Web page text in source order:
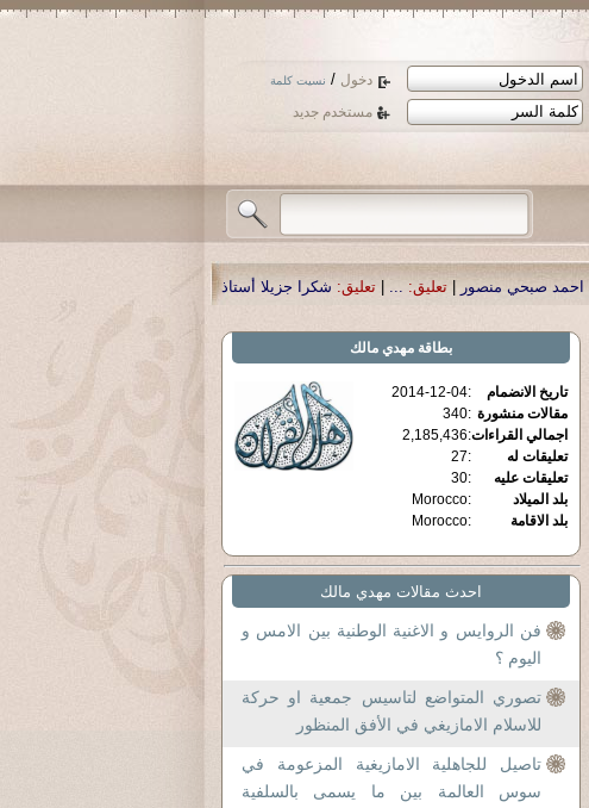
دخول / نسيت كلمة
مستخدم جديد
|تعليق: شكرا جزيلا أستاذ حمد الحمد .أكرمكم الله .|تعليق:
بطاقة مهدي مالك
تاريخ الانضمام :
2014-12-04
مقالات منشورة :
340
اجمالي القراءات:
2,185,436
تعليقات له
:
27
تعليقات عليه
:
30
بلد الميلاد
:
Morocco
بلد الاقامة
:
Morocco
احدث مقالات مهدي مالك
فن الروايس و الاغنية الوطنية بين الامس و
اليوم ؟
تصوري المتواضع لتاسيس جمعية او حركة
للاسلام الامازيغي في الأفق المنظور
تاصيل للجاهلية الامازيغية المزعومة في
سوس العالمة بين ما يسمى بالسلفية